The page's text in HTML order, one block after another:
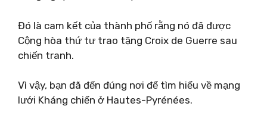
Đó là cam kết của thành phố rằng nó đã được
Cộng hòa thứ tư trao tặng Croix de Guerre sau
chiến tranh.
Vì vậy, bạn đã đến đúng nơi để tìm hiểu về mạng
lưới Kháng chiến ở Hautes-Pyrénées.